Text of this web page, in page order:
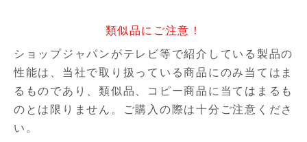
類似品にご注意！
ショップジャパンがテレビ等で紹介している製品の
性能は、当社で取り扱っている商品にのみ当てはま
るものであり、類似品、コピー商品に当てはまるも
のとは限りません。ご購入の際は十分ご注意くださ
い。